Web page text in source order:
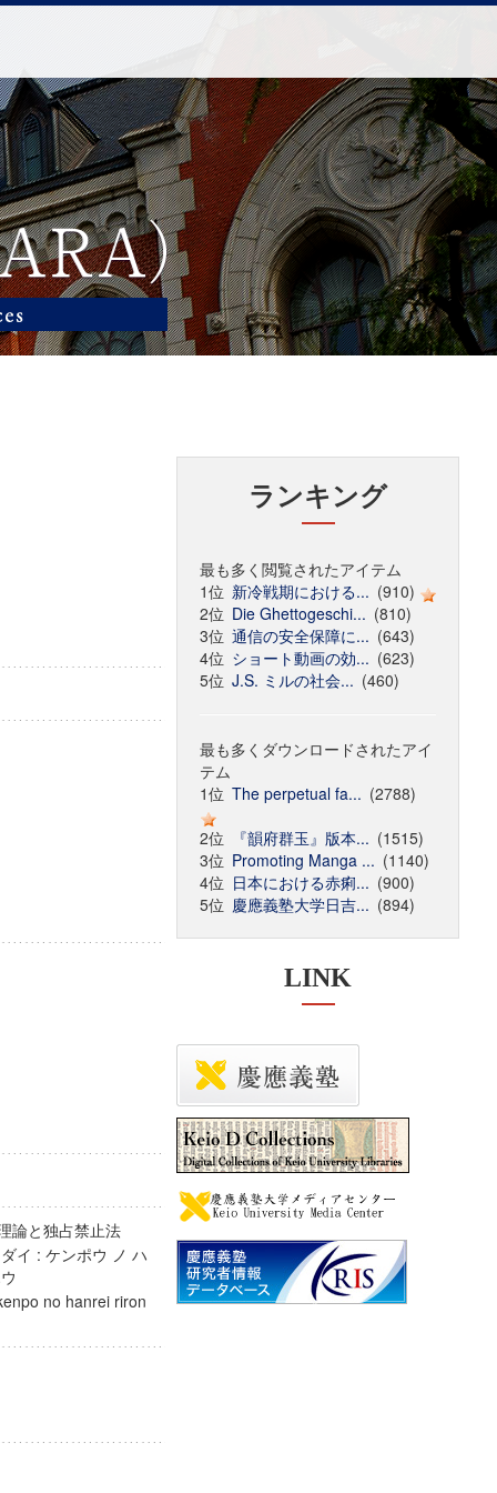
論と独占禁止法
イ : ケンポウ ノ ハ
ウ
no hanrei riron
ランキング
最も多く閲覧されたアイテム
1位 新冷戦期における... (910)
2位 Die Ghettogeschi... (810)
3位 通信の安全保障に... (643)
4位 ショート動画の効... (623)
5位 J.S. ミルの社会... (460)
最も多くダウンロードされたアイ
テム
1位 The perpetual fa... (2788)
2位
『韻府群玉』版本... (1515)
3位 Promoting Manga ... (1140)
4位 日本における赤痢... (900)
5位 慶應義塾大学日吉... (894)
LINK